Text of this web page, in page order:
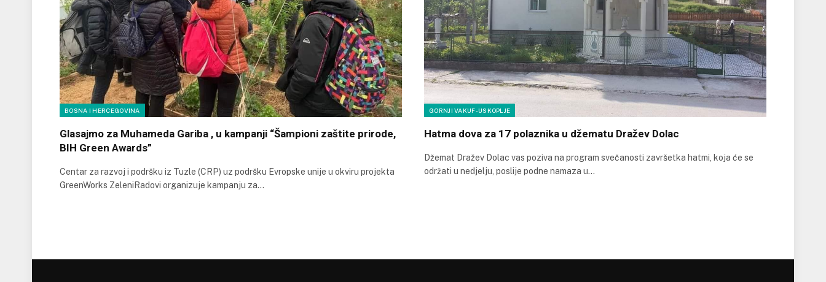
BOSNA I HERCEGOVINA
Glasajmo za Muhameda Gariba , u kampanji “Šampioni zaštite prirode,
BIH Green Awards”
Centar za razvoj i podršku iz Tuzle (CRP) uz podršku Evropske unije u okviru projekta
GreenWorks ZeleniRadovi organizuje kampanju za…
GORNJI VAKUF-USKOPLJE
Hatma dova za 17 polaznika u džematu Dražev Dolac
Džemat Dražev Dolac vas poziva na program svečanosti završetka hatmi, koja će se
održati u nedjelju, poslije podne namaza u…